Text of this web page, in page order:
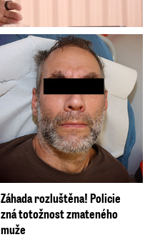
Záhada rozluštěna! Policie
zná totožnost zmateného
muže